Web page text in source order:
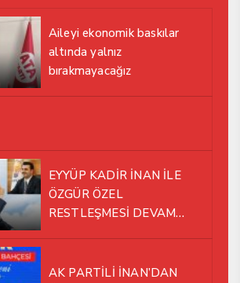
Aileyi ekonomik baskılar
altında yalnız
bırakmayacağız
EYYÜP KADİR İNAN İLE
ÖZGÜR ÖZEL
RESTLEŞMESİ DEVAM
AK PARTİLİ İNAN’DAN